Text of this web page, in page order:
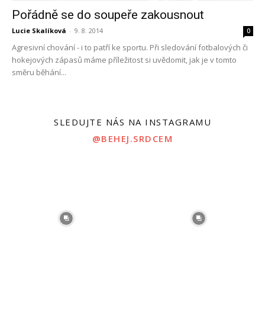
Pořádně se do soupeře zakousnout
Lucie Skalíková - 9. 8. 2014 0
Agresivní chování - i to patří ke sportu. Při sledování fotbalových či
hokejových zápasů máme příležitost si uvědomit, jak je v tomto
směru běhání...
SLEDUJTE NÁS NA INSTAGRAMU
@BEHEJ.SRDCEM